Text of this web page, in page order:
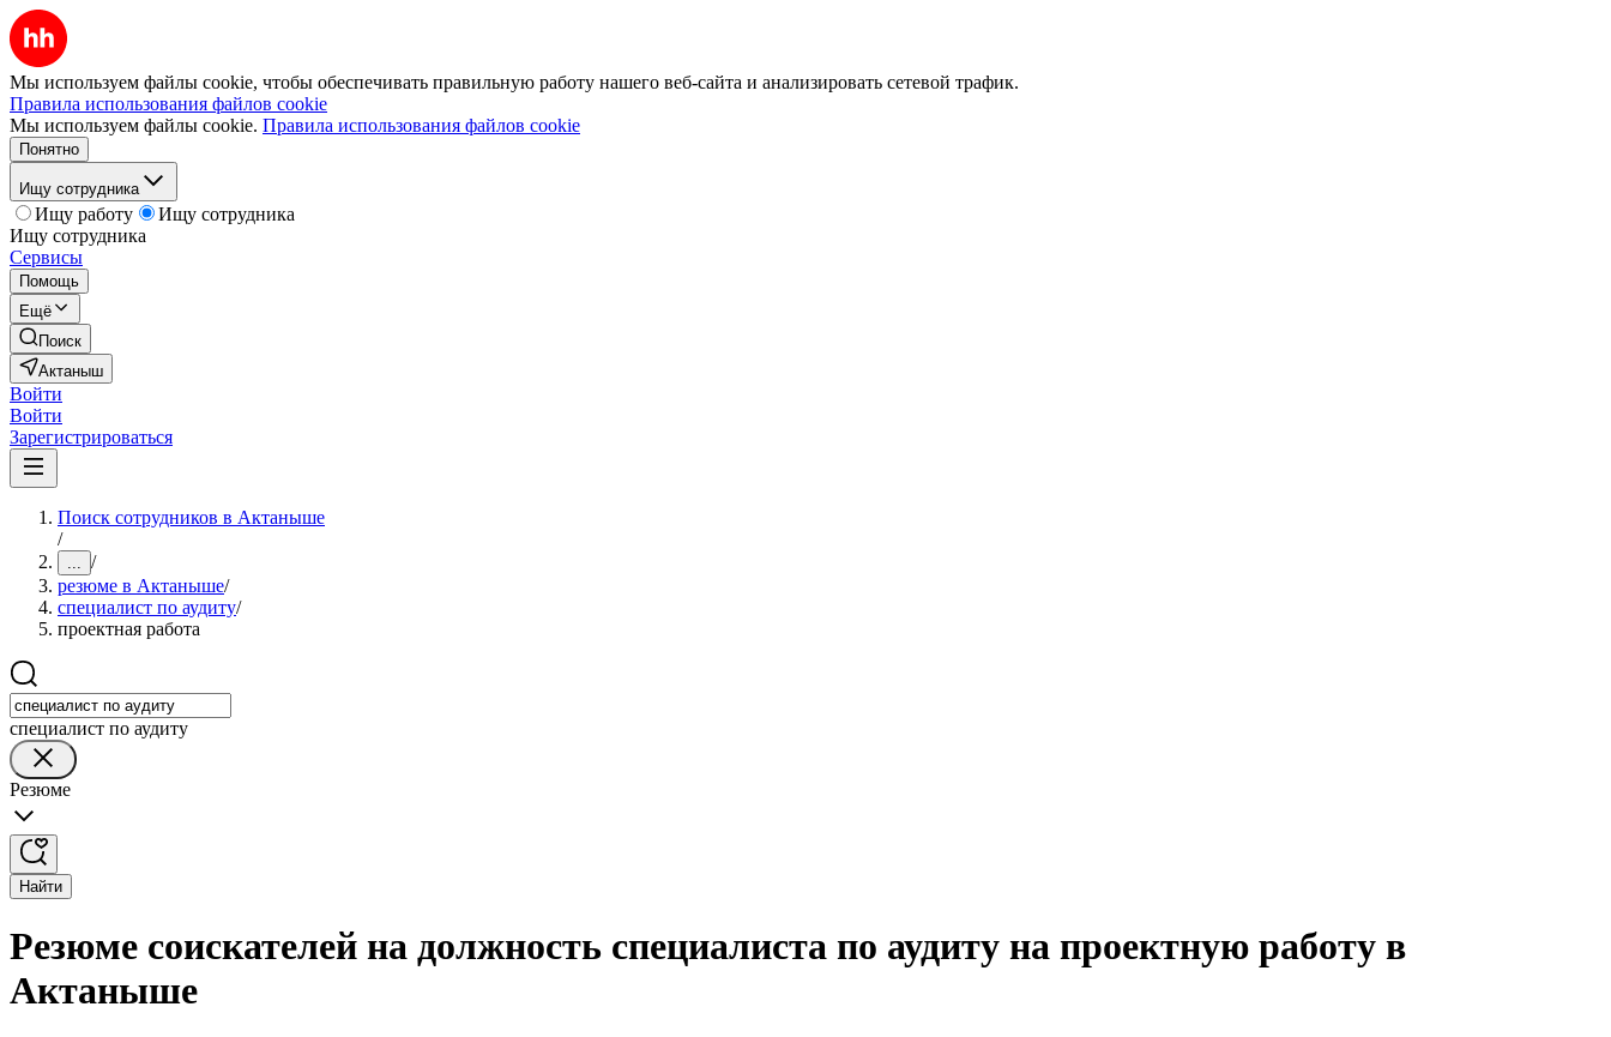
Мы используем файлы cookie, чтобы обеспечивать правильную работу нашего веб-сайта и анализировать сетевой трафик.
Правила использования файлов cookie
Мы используем файлы cookie. Правила использования файлов cookie
Понятно
Ищу сотрудника
Ищу работу
Ищу сотрудника
Ищу сотрудника
Сервисы
Помощь
Ещё
Поиск
Актаныш
Войти
Войти
Зарегистрироваться
Поиск сотрудников в Актаныше
/
... /
резюме в Актаныше/
специалист по аудиту/
проектная работа
специалист по аудиту
Резюме
Найти
Резюме соискателей на должность специалиста по аудиту на проектную работу в
Актаныше